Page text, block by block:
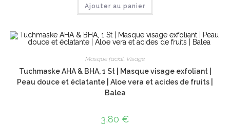
Ajouter au panier
Masque facial, Visage
Tuchmaske AHA & BHA, 1 St | Masque visage exfoliant |
Peau douce et éclatante | Aloe vera et acides de fruits |
Balea
3,80 €